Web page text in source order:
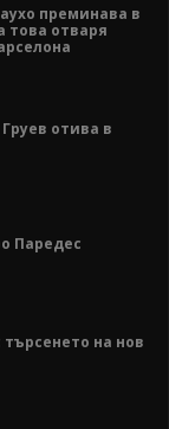
преминава в
това отваря
отива в
Паредес
на нов